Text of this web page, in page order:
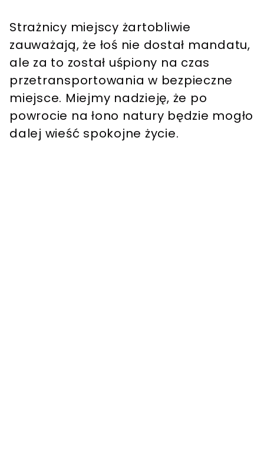
Strażnicy miejscy żartobliwie
zauważają, że łoś nie dostał mandatu,
ale za to został uśpiony na czas
przetransportowania w bezpieczne
miejsce. Miejmy nadzieję, że po
powrocie na łono natury będzie mogło
dalej wieść spokojne życie.